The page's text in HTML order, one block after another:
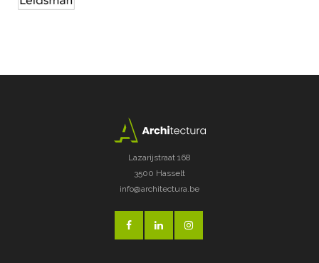
Lazarijstraat 168
3500 Hasselt
info@architectura.be